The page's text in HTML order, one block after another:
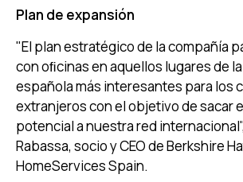
Plan de expansión
"El plan estratégico de la compañía
con oﬁcinas en aquellos lugares de
española más interesantes para los
extranjeros con el objetivo de sacar
potencial a nuestra red
Rabassa, socio y CEO de Berkshire
HomeServices Spain.